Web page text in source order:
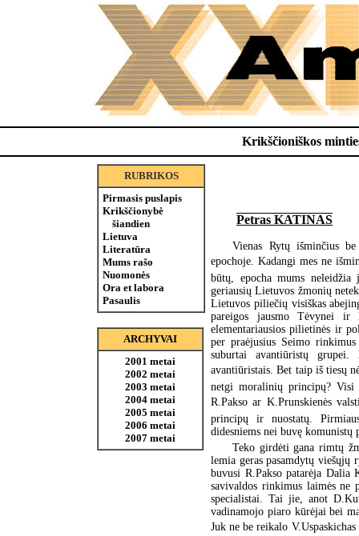
Krikščioniškos
RUBRIKOS
Pirmasis puslapis
Krikščionybė
šiandien
Lietuva
Literatūra
Mums rašo
Nuomonės
Ora et labora
Pasaulis
ARCHYVAI
2001 metai
2002 metai
2003 metai
2004 metai
2005 metai
2006 metai
2007 metai
Petras KATINAS
Vienas Rytų išminčius
epochoje. Kadangi mes ne
būtų, epocha mums
geriausių Lietuvos žmonių
Lietuvos piliečių visiškas
pareigos jausmo Tėvynei
elementariausios pilietinės ir
per praėjusius Seimo
suburtai avantiūristų
avantiūristais. Bet taip iš tiesų
netgi moralinių principų? Visi
R.Pakso ar K.Prunskienės
principų ir nuostatų.
didesniems nei buvę
Teko girdėti gana rimtų
lemia geras pasamdytų viešųjų
buvusi R.Pakso patarėja
savivaldos rinkimus laimės ne
specialistai. Tai jie, anot
vadinamojo piaro kūrėjai bei
Juk ne be reikalo